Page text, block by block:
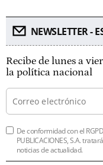
NEWSLETTER -
Recibe de lunes a
la política nacional
De conformidad con el
PUBLICACIONES, S.A.
noticias de actualidad.